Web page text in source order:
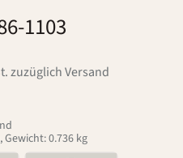
1103
zuzüglich Versand
Gewicht: 0.736 kg